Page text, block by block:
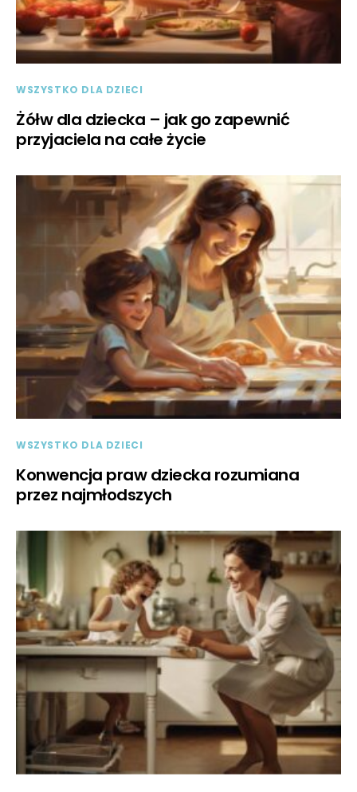
WSZYSTKO DLA DZIECI
Żółw dla dziecka – jak go zapewnić
przyjaciela na całe życie
WSZYSTKO DLA DZIECI
Konwencja praw dziecka rozumiana
przez najmłodszych